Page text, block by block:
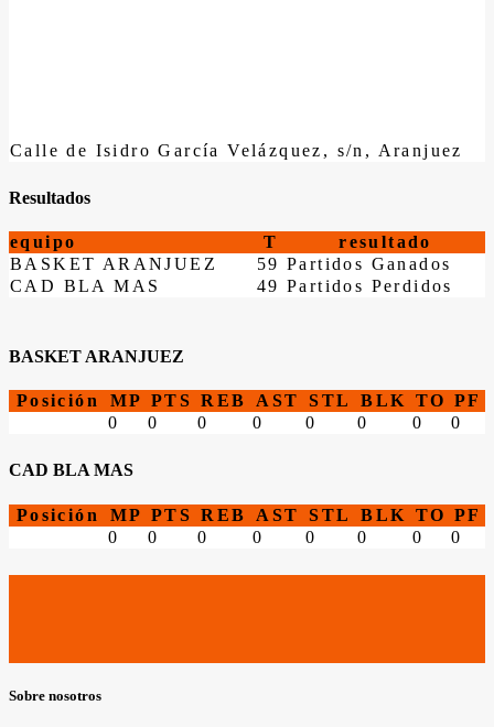
Calle de Isidro García Velázquez, s/n, Aranjuez
Resultados
equipo T
resultado
BASKET ARANJUEZ
59 Partidos Ganados
CAD BLA MAS
49 Partidos Perdidos
BASKET ARANJUEZ
Posición MP PTS REB AST STL BLK TO PF
0
0 0 0 0 0 0 0
CAD BLA MAS
Posición MP PTS REB AST STL BLK TO PF
0
0 0 0 0 0 0 0
Sobre nosotros